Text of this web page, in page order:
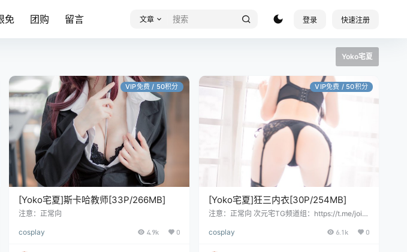
免 团购 留言 文章 登录 快速注册
Yoko宅夏
VIP免费 / 50积分
[Yoko宅夏]斯卡哈教师[33P/266MB]
注意：正常向
cosplay 4.9k 0
VIP免费 / 50积分
[Yoko宅夏]狂三内衣[30P/254MB]
注意：正常向 次元宅TG频道组：https://t.me/join
cosplay
6.1k 0